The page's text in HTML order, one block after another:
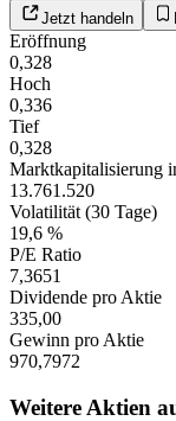
Jetzt handeln
Eröffnung
0,328
Hoch
0,336
Tief
0,328
Marktkapitalisierung
13.761.520
Volatilität (30 Tage)
19,6 %
P/E Ratio
7,3651
Dividende pro Aktie
335,00
Gewinn pro Aktie
970,7972
Weitere Aktien